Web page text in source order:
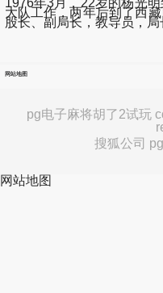
大队工作，两年后到了西
股长、副局长，教导员，局
网站地图
pg电子麻将胡了2试玩
搜狐公司
网站地图